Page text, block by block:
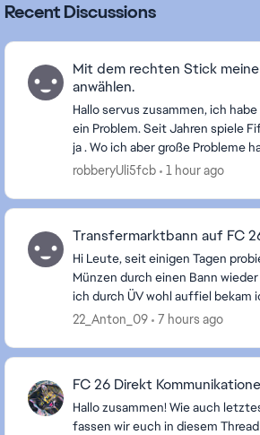
Recent Discussions
Mit dem rechten Stick
anwählen.
Hallo servus zusammen, ich habe da eine Frage bzw
ein Problem. Seit Jahren spiele Fifa jetzt FC genannt
ja . Wo ich aber große Probleme habe ist mit dem
Spieler richtig anwählen FC 26 .
robberyUli5fcb 1 hour ago
Transfermarktbann auf FC
Hi Leute, seit einigen Tagen
Münzen durch einen Bann
ich durch ÜV wohl auffiel bekam
Jetzt probiere ich seit Tagen die
22_Anton_09 7 hours ago
FC 26 Direkt
Hallo zusammen! Wie auch letztes Jahr für FC 25,
fassen wir euch in diesem